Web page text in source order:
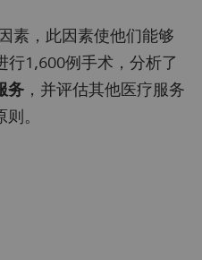
素，此因素使他们能够
行1,600例手术，分析了
务 ，并评估其他医疗服务
。